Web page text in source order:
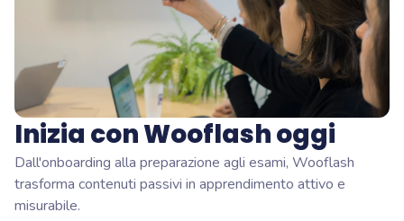
Inizia con Wooflash oggi
Dall'onboarding alla preparazione agli esami, Wooflash
trasforma contenuti passivi in apprendimento attivo e
misurabile.